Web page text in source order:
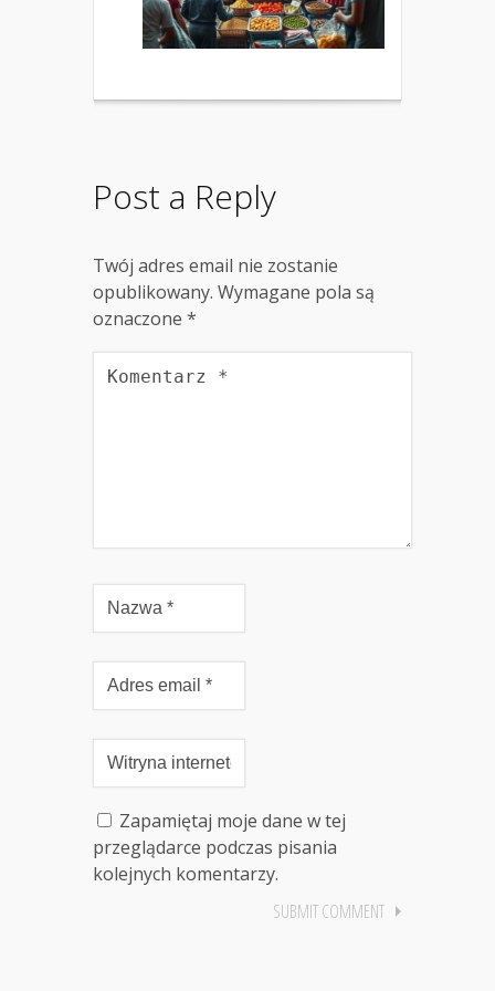
Post a Reply
Twój adres email nie zostanie
opublikowany. Wymagane pola są
oznaczone *
Zapamiętaj moje dane w tej
przeglądarce podczas pisania
kolejnych komentarzy.